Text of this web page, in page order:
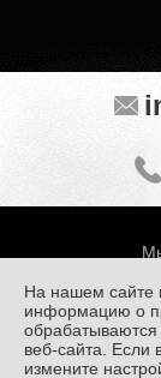
© «Тюнинг
На нашем сайте
информацию о
веб-сайта. Если
измените